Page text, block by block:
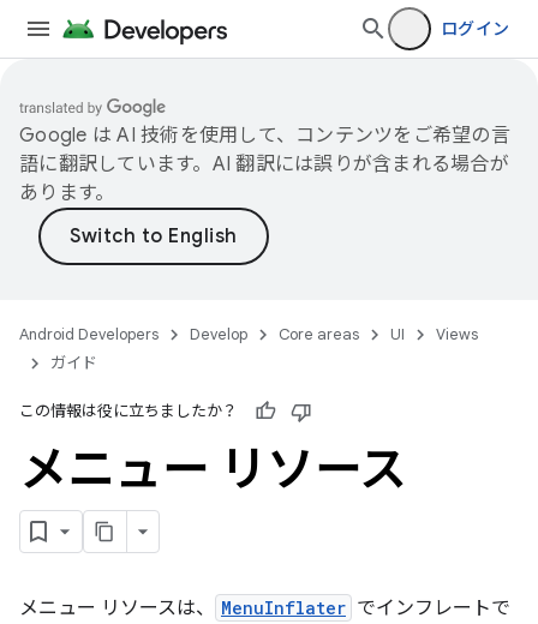
ログイン
Google は AI 技術を使用して、コンテンツをご希望の言
語に翻訳しています。AI 翻訳には誤りが含まれる場合が
あります。
Android Developers Develop Core areas UI
Views
ガイド
この情報は役に立ちましたか？
メニュー リソース
メニュー リソースは、 MenuInflater でインフレートで